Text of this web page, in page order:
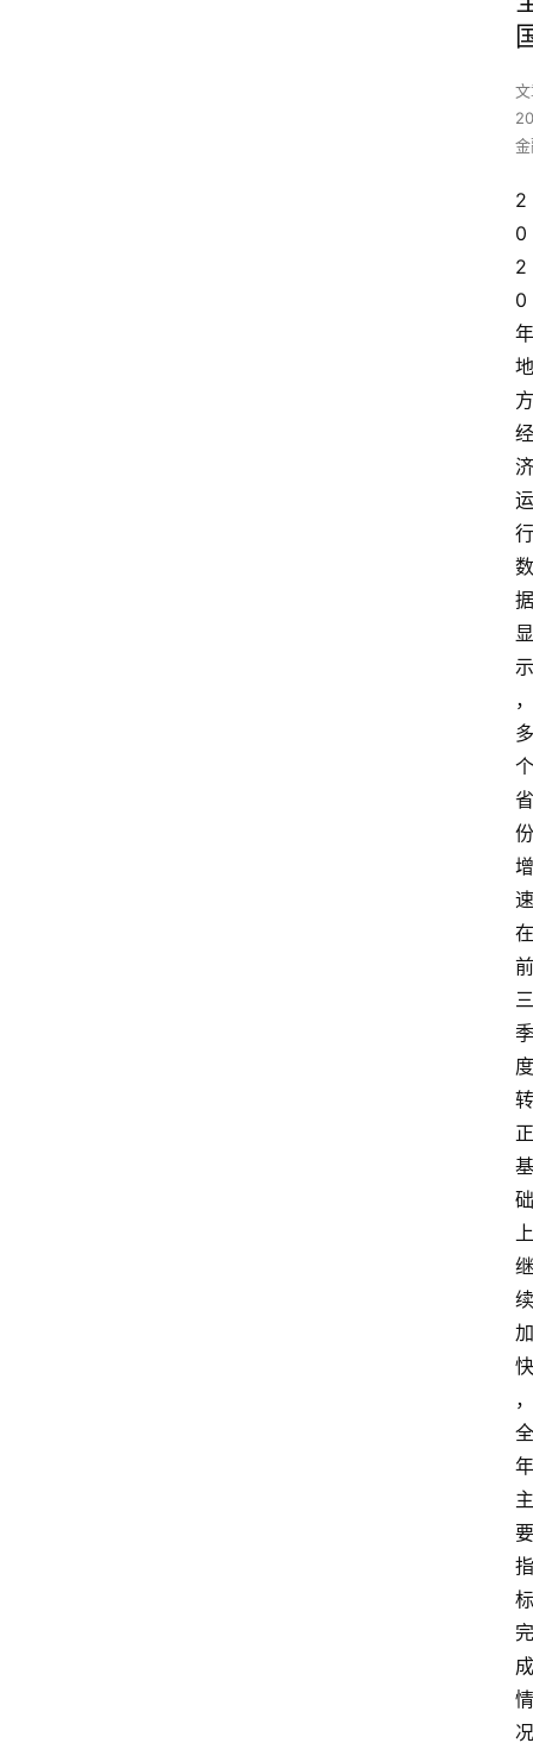
2
0
2
0
年
地
方
经
济
运
行
数
据
显
示
，
多
个
省
份
增
速
在
前
三
季
度
转
正
基
础
上
继
续
加
快
，
全
年
主
要
指
标
完
成
情
况